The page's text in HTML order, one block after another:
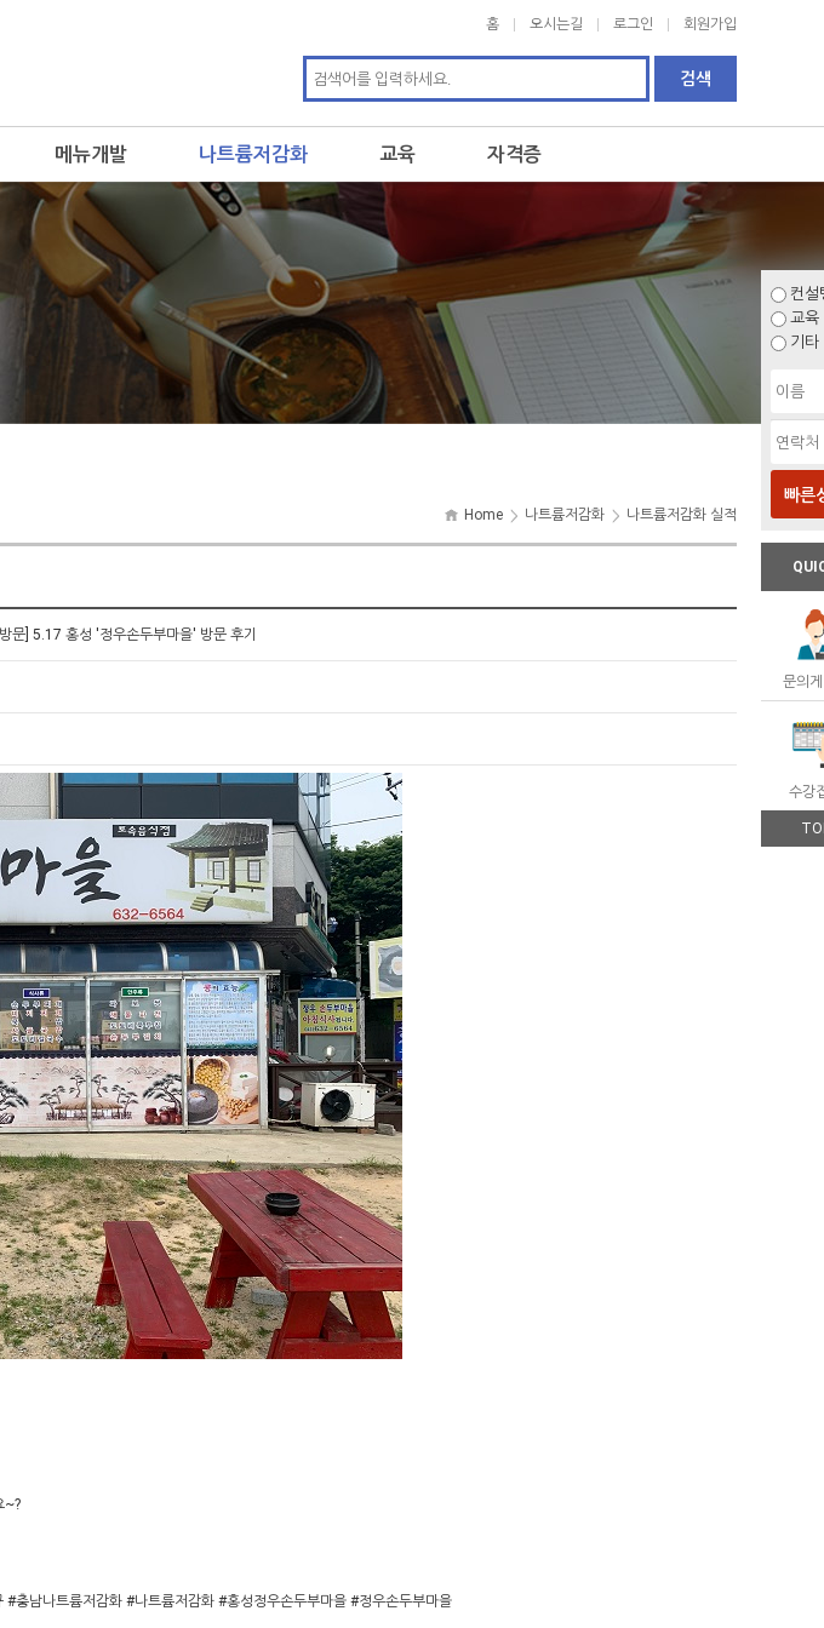
홈 오시는길 로그인 회원가입
메뉴개발 나트륨저감화 교육 자격증
Home 나트륨저감화 나트륨저감화 실적
문] 5.17 홍성 '정우손두부마을' 방문 후기
~?
남나트륨저감화 #나트륨저감화 #홍성정우손두부마을 #정우손두부마을
컨설
교육
기타
빠른
문의
수강